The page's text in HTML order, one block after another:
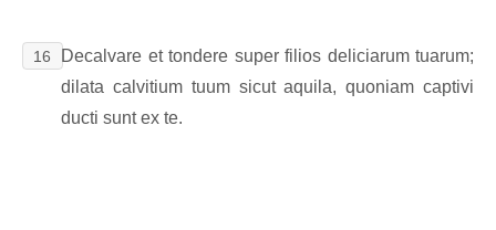
16
Decalvare et tondere super filios deliciarum tuarum;
dilata calvitium tuum sicut aquila, quoniam captivi
ducti sunt ex te.